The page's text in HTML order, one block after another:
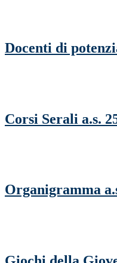
Docenti di
Corsi Serali a.s.
Organigramma